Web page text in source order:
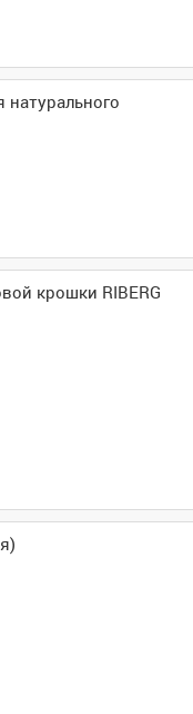
натурального
крошки RIBERG